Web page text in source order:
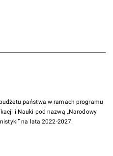
państwa w ramach programu
i Nauki pod nazwą „Narodowy
na lata 2022-2027.